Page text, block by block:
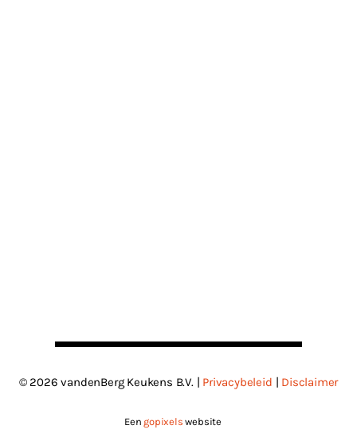
© 2026 vandenBerg Keukens B.V. | Privacybeleid | Disclaimer
Eengopixels website